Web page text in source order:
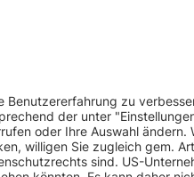
Paketversand